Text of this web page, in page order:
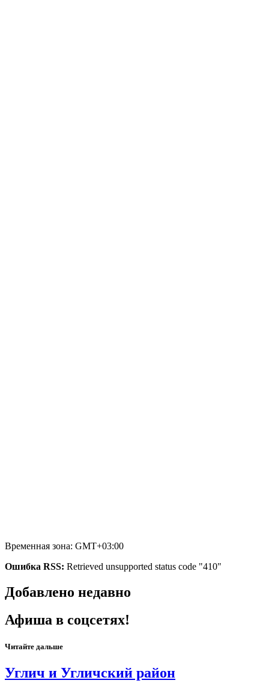
Временная зона: GMT+03:00
Ошибка RSS: Retrieved unsupported status code "410"
Добавлено недавно
Афиша в соцсетях!
Читайте дальше
Углич и Угличский район